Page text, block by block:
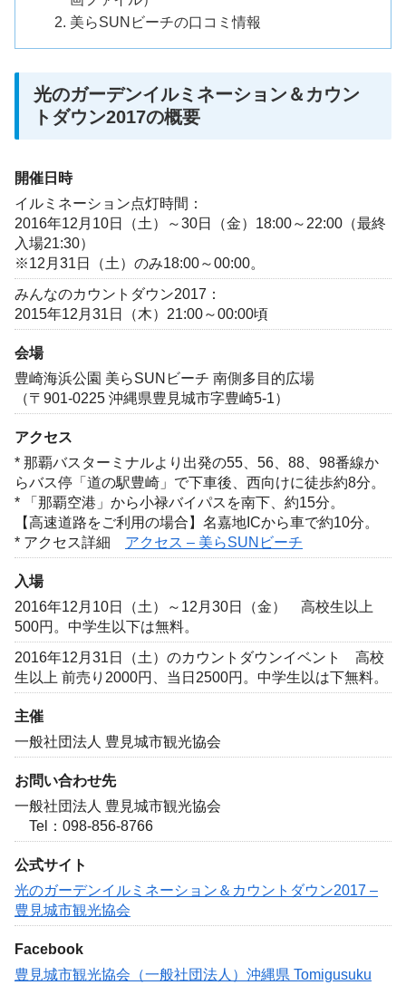
美らSUNビーチの口コミ情報
光のガーデンイルミネーション＆カウン
トダウン2017の概要
開催日時
イルミネーション点灯時間：
2016年12月10日（土）～30日（金）18:00～22:00（最終
入場21:30）
※12月31日（土）のみ18:00～00:00。
みんなのカウントダウン2017：
2015年12月31日（木）21:00～00:00頃
会場
豊崎海浜公園 美らSUNビーチ 南側多目的広場
（〒901-0225 沖縄県豊見城市字豊崎5-1）
アクセス
* 那覇バスターミナルより出発の55、56、88、98番線か
らバス停「道の駅豊崎」で下車後、西向けに徒歩約8分。
* 「那覇空港」から小禄バイパスを南下、約15分。
【高速道路をご利用の場合】名嘉地ICから車で約10分。
* アクセス詳細 アクセス – 美らSUNビーチ
入場
2016年12月10日（土）～12月30日（金） 高校生以上
500円。中学生以下は無料。
2016年12月31日（土）のカウントダウンイベント 高校
生以上 前売り2000円、当日2500円。中学生以は下無料。
主催
一般社団法人 豊見城市観光協会
お問い合わせ先
一般社団法人 豊見城市観光協会
Tel：098-856-8766
公式サイト
光のガーデンイルミネーション＆カウントダウン2017 –
豊見城市観光協会
Facebook
豊見城市観光協会（一般社団法人）沖縄県 Tomigusuku